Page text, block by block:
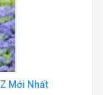
Mới Nhất